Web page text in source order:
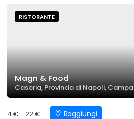
RISTORANTE
Magn & Food
Casoria, Provincia di Napoli,
4 € - 22 € Raggiungi